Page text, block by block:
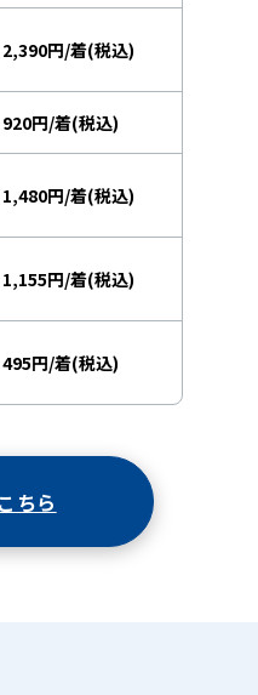
2,390円/着(税込)
920円/着(税込)
1,480円/着(税込)
1,155円/着(税込)
495円/着(税込)
ちら